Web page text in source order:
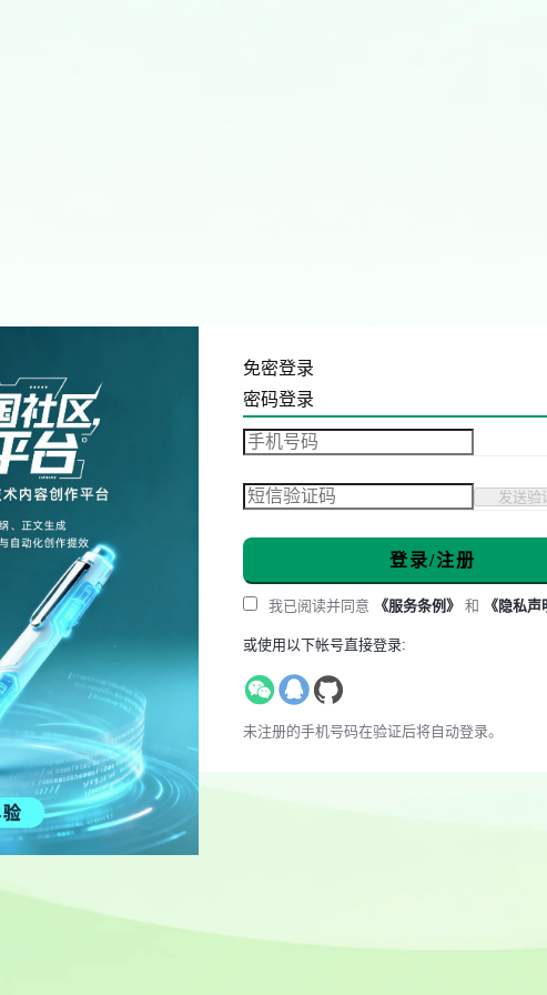
免密登录
密码登录
发送验
登录/注册
我已阅读并同意 《服务条例》 和 《隐私声
或使用以下帐号直接登录:
未注册的手机号码在验证后将自动登录。